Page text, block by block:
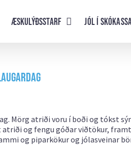
Æskulýðsstarf Jól í
Mörg atriði voru í boði og tókst
og fengu góðar viðtökur,
og piparkökur og jólasveinar